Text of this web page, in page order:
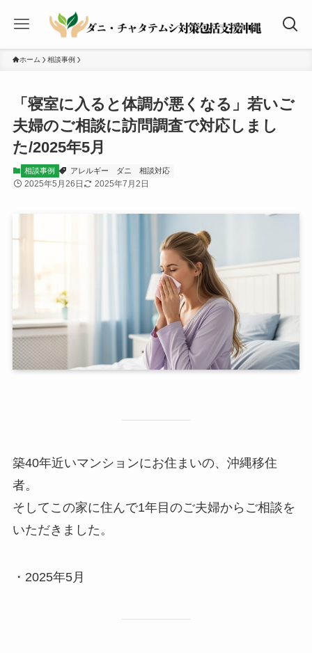
ホーム 相談事例
「寝室に入ると体調が悪くなる」若いご
夫婦のご相談に訪問調査で対応しまし
た/2025年5月
相談事例 アレルギー ダニ 相談対応
2025年5月26日 2025年7月2日
築40年近いマンションにお住まいの、沖縄移住
者。
そしてこの家に住んで1年目のご夫婦からご相談を
いただきました。
・2025年5月